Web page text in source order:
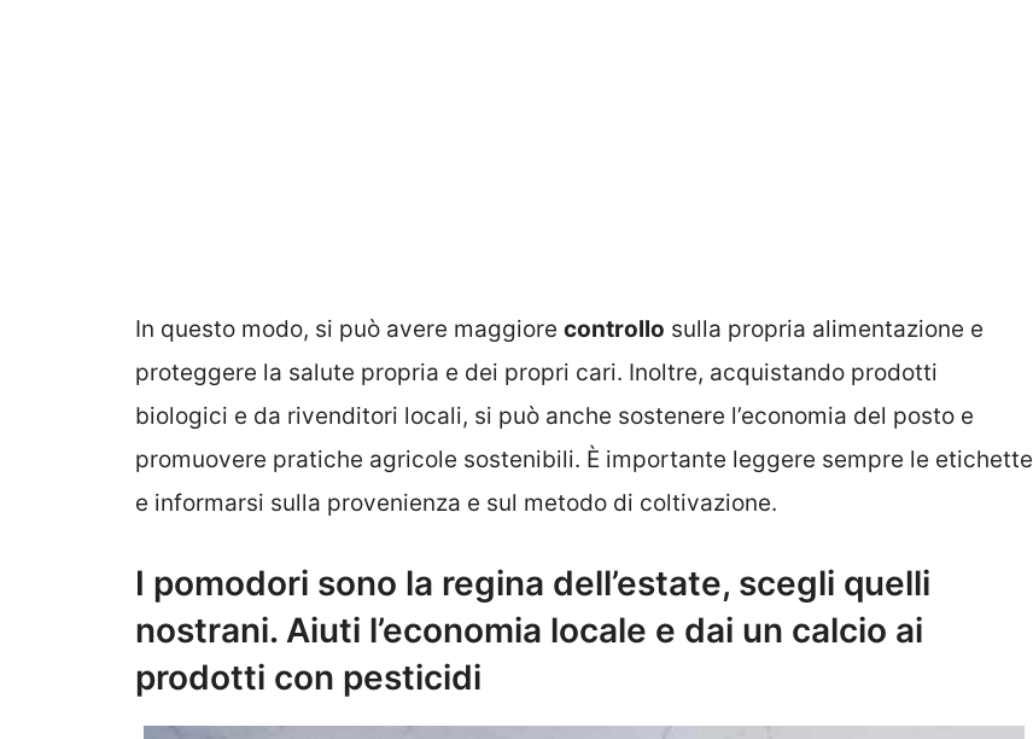
In questo modo, si può avere maggiore controllo sulla propria alimentazione e
proteggere la salute propria e dei propri cari. Inoltre, acquistando prodotti
biologici e da rivenditori locali, si può anche sostenere l’economia del posto e
promuovere pratiche agricole sostenibili. È importante leggere sempre le etichette
e informarsi sulla provenienza e sul metodo di coltivazione.
I pomodori sono la regina dell’estate, scegli quelli
nostrani. Aiuti l’economia locale e dai un calcio ai
prodotti con pesticidi